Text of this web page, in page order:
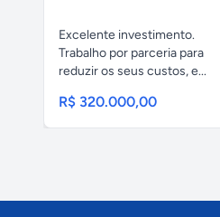
Excelente investimento.
Trabalho por parceria para
reduzir os seus custos, e...
R$ 320.000,00